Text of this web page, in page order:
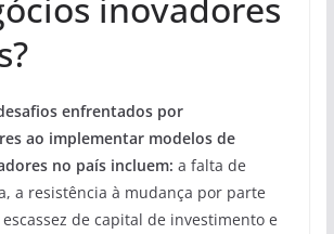
enfrentados por
ao implementar modelos de
no país incluem: a falta de
a resistência à mudança por parte
de capital de investimento e